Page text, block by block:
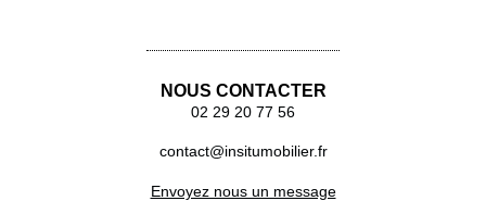
NOUS CONTACTER
02 29 20 77 56
contact@insitumobilier.fr
Envoyez nous un message